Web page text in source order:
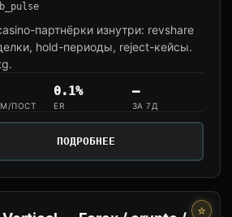
партнёрки изнутри: revshare
hold-периоды, reject-кейсы.
ПОСТ
0.1%
ER
—
ЗА 7Д
ПОДРОБНЕЕ
⭐